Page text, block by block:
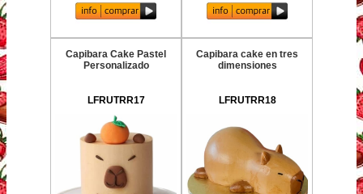
Capibara Cake Pastel
Personalizado
LFRUTRR17
Capibara cake en tres
dimensiones
LFRUTRR18